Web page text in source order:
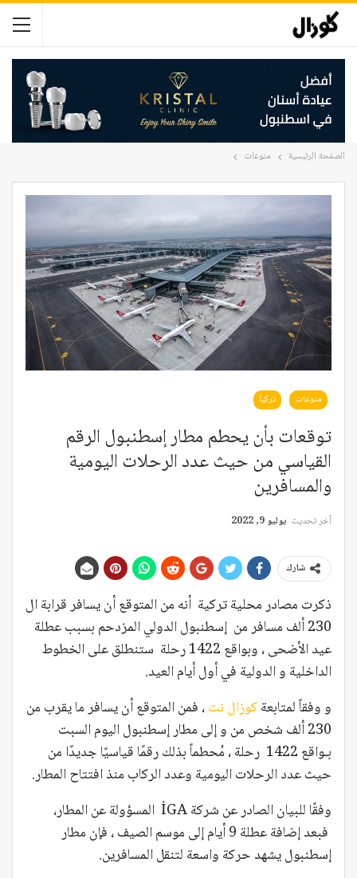
الصفحة الرئيسية منوعات
منوعات تركيا
توقعات بأن يحطم مطار إسطنبول الرقم
القياسي من حيث عدد الرحلات اليومية
والمسافرين
آخر تحديث يوليو 9, 2022
شارك
ذكرت مصادر محلية تركية أنه من المتوقع أن يسافر قرابة ال
230 ألف مسافر من إسطنبول الدولي المزدحم بسبب عطلة
عيد الأضحى ، وبواقع 1422 رحلة ستنطلق على الخطوط
الداخلية و الدولية في أول أيام العيد.
و وفقاً لمتابعةكوزال نت، فمن المتوقع أن يسافر ما يقرب من
230 ألف شخص من و إلى مطار إسطنبول اليوم السبت
بـواقع 1422 رحلة ، مُحطماً بذلك رقمًا قياسيًا جديدًا من
حيث عدد الرحلات اليومية وعدد الركاب منذ افتتاح المطار.
وفقًا للبيان الصادر عن شركة İGA المسؤولة عن المطار،
فبعد إضافة عطلة 9 أيام إلى موسم الصيف ، فإن مطار
إسطنبول يشهد حركة واسعة لتنقل المسافرين.